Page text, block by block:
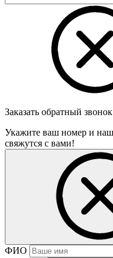
Заказать обратный звонок
Укажите ваш номер и
свяжутся с вами!
ФИО